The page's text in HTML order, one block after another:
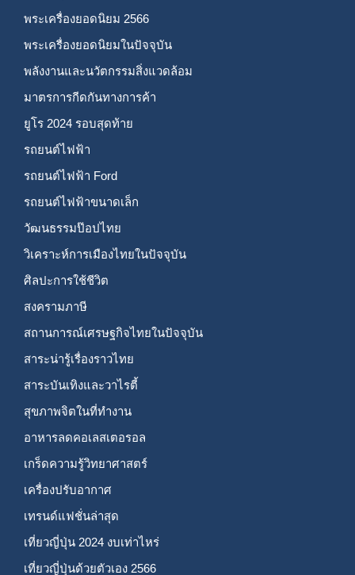
พระเครื่องยอดนิยม 2566
พระเครื่องยอดนิยมในปัจจุบัน
พลังงานและนวัตกรรมสิ่งแวดล้อม
มาตรการกีดกันทางการค้า
ยูโร 2024 รอบสุดท้าย
รถยนต์ไฟฟ้า
รถยนต์ไฟฟ้า Ford
รถยนต์ไฟฟ้าขนาดเล็ก
วัฒนธรรมป๊อปไทย
วิเคราะห์การเมืองไทยในปัจจุบัน
ศิลปะการใช้ชีวิต
สงครามภาษี
สถานการณ์เศรษฐกิจไทยในปัจจุบัน
สาระน่ารู้เรื่องราวไทย
สาระบันเทิงและวาไรตี้
สุขภาพจิตในที่ทำงาน
อาหารลดคอเลสเตอรอล
เกร็ดความรู้วิทยาศาสตร์
เครื่องปรับอากาศ
เทรนด์แฟชั่นล่าสุด
เที่ยวญี่ปุ่น 2024 งบเท่าไหร่
เที่ยวญี่ปุ่นด้วยตัวเอง 2566